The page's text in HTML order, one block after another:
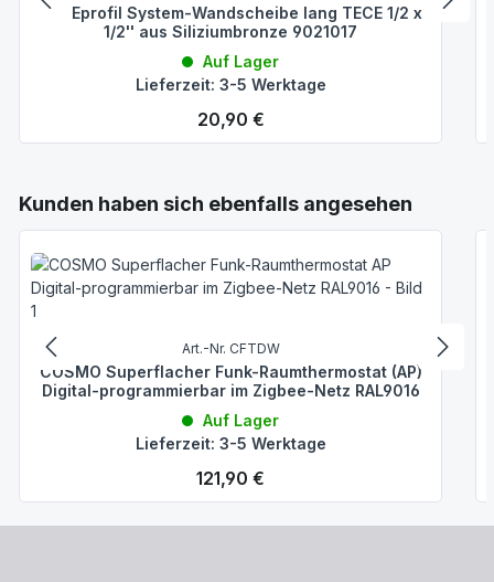
TECEprofil System-Wandscheibe lang TECE 1/2 x
1/2'' aus Siliziumbronze 9021017
Auf Lager
Lieferzeit: 3-5 Werktage
Regulärer Preis:
20,90 €
Produktgalerie überspringen
Kunden haben sich ebenfalls angesehen
Art.-Nr. CFTDW
COSMO Superflacher Funk-Raumthermostat (AP)
Digital-programmierbar im Zigbee-Netz RAL9016
Auf Lager
Lieferzeit: 3-5 Werktage
Regulärer Preis:
121,90 €